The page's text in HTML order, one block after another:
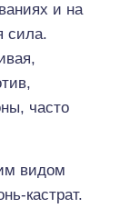
и на
сила.
часто
видом
кастрат.